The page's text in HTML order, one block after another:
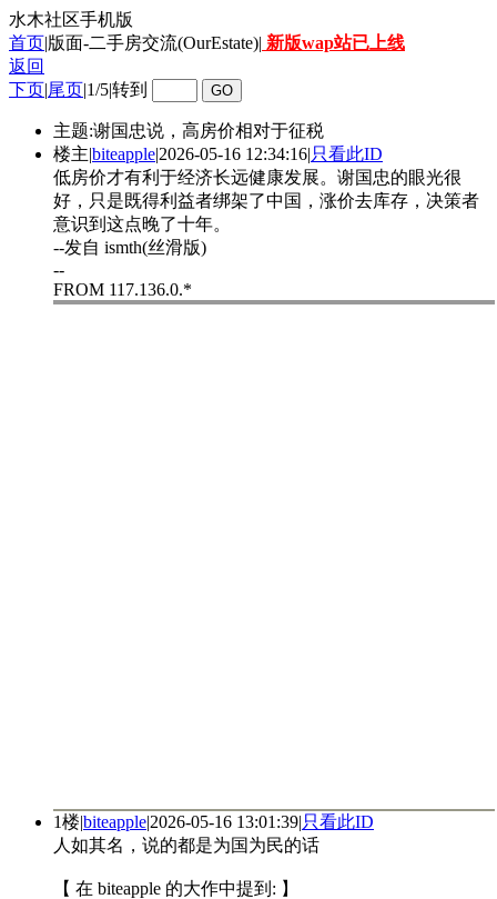
水木社区手机版
首页|版面-二手房交流(OurEstate)| 新版wap站已上线
返回
下页|尾页|1/5|转到
主题:谢国忠说，高房价相对于征税
楼主|biteapple|2026-05-16 12:34:16|只看此ID
低房价才有利于经济长远健康发展。谢国忠的眼光很
好，只是既得利益者绑架了中国，涨价去库存，决策者
意识到这点晚了十年。
--发自 ismth(丝滑版)
--
FROM 117.136.0.*
1楼|biteapple|2026-05-16 13:01:39|只看此ID
人如其名，说的都是为国为民的话
【 在 biteapple 的大作中提到: 】